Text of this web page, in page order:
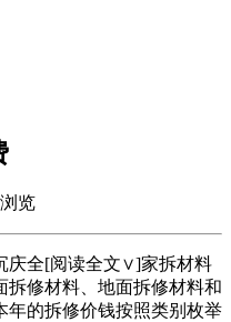
览
全[阅读全文∨]家拆材料
拆修材料、地面拆修材料和
年的拆修价钱按照类别枚举